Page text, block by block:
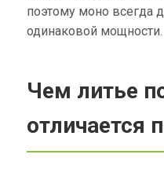
поэтому моно всегда
одинаковой мощности.
Чем литье
отличается